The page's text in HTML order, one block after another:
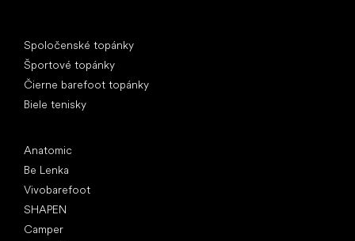
Spoločenské topánky
Športové topánky
Čierne barefoot topánky
Biele tenisky
Anatomic
Be Lenka
Vivobarefoot
SHAPEN
Camper